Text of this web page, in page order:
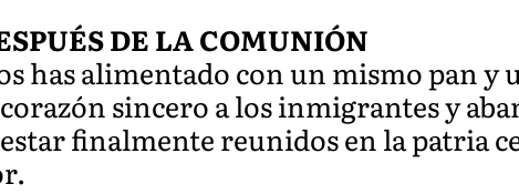
DE LA COMUNIÓN
has alimentado con un mismo pan y
sincero a los inmigrantes y
finalmente reunidos en la patria